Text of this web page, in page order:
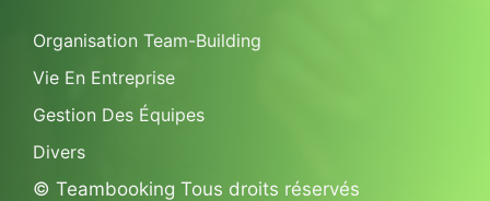
Organisation Team-Building
Vie En Entreprise
Gestion Des Équipes
Divers
© Teambooking Tous droits réservés